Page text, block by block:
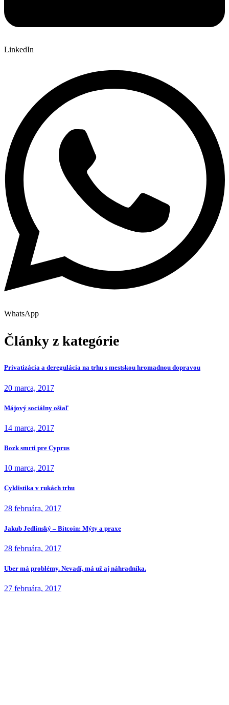
LinkedIn
WhatsApp
Články z kategórie
Privatizácia a deregulácia na trhu s mestskou hromadnou dopravou
20 marca, 2017
Májový sociálny ošiaľ
14 marca, 2017
Bozk smrti pre Cyprus
10 marca, 2017
Cyklistika v rukách trhu
28 februára, 2017
Jakub Jedlinský – Bitcoin: Mýty a praxe
28 februára, 2017
Uber má problémy. Nevadí, má už aj náhradníka.
27 februára, 2017